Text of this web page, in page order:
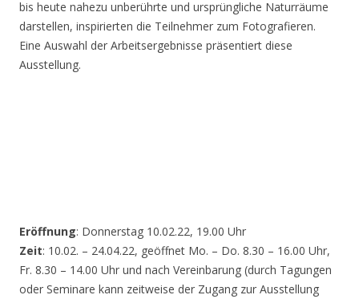
bis heute nahezu unberührte und ursprüngliche Naturräume
darstellen, inspirierten die Teilnehmer zum Fotografieren.
Eine Auswahl der Arbeitsergebnisse präsentiert diese
Ausstellung.
Eröffnung: Donnerstag 10.02.22, 19.00 Uhr
Zeit: 10.02. – 24.04.22, geöffnet Mo. – Do. 8.30 – 16.00 Uhr,
Fr. 8.30 – 14.00 Uhr und nach Vereinbarung (durch Tagungen
oder Seminare kann zeitweise der Zugang zur Ausstellung